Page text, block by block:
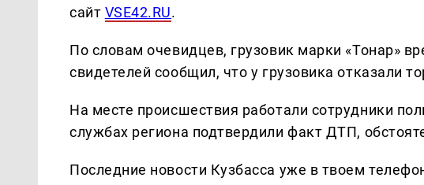
сайт VSE42.RU.
По словам очевидцев, грузовик марки «Тонар»
свидетелей сообщил, что у грузовика отказали
На месте происшествия работали сотрудники
службах региона подтвердили факт ДТП,
Последние новости Кузбасса уже в твоем